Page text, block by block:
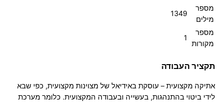
מספר
מילים
1349
מספר
מקורות
1
תקציר העבודה
אתיקה מקצועית – עוסקת באידיאל של מצוינות מקצועית, כפי שבא
לידי ביטוי בהתנהגות, בעשייה ובעבודה המקצועית. כלומר מערכת